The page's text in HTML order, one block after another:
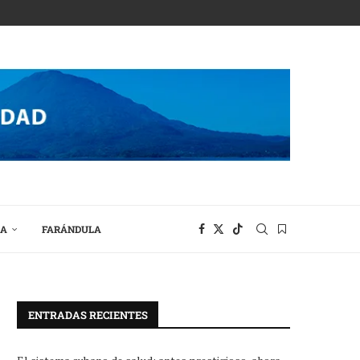
FARÁNDULA
ENTRADAS RECIENTES